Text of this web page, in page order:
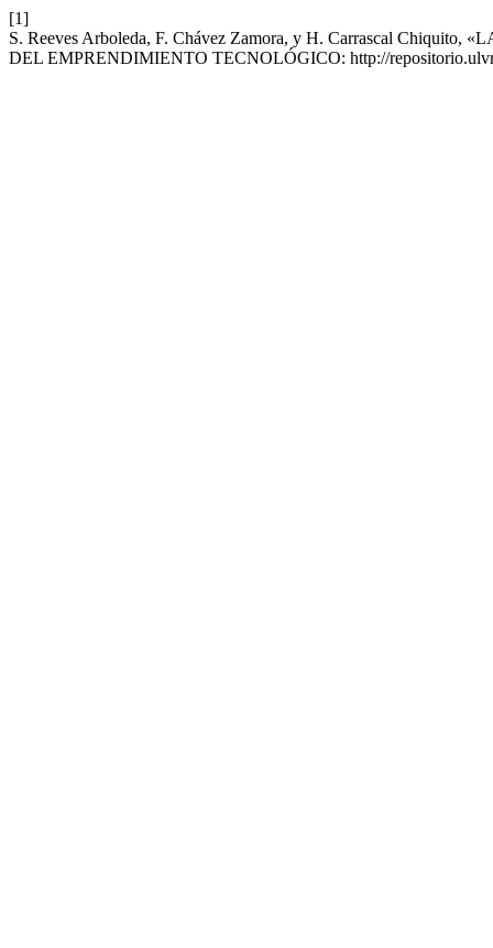
[1]
S. Reeves Arboleda, F. Chávez Zamora, y H. Carrascal
DEL EMPRENDIMIENTO TECNOLÓGICO: http://